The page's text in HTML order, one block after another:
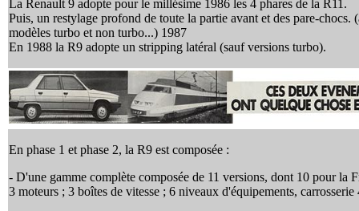
La Renault 9 adopte pour le millésime 1986 les 4 phares de la R11.
Puis, un restylage profond de toute la partie avant et des pare-chocs.
modèles turbo et non turbo...) 1987
En 1988 la R9 adopte un stripping latéral (sauf versions turbo).
En phase 1 et phase 2, la R9 est composée :
- D'une gamme complète composée de 11 versions, dont 10 pour la
3 moteurs ; 3 boîtes de vitesse ; 6 niveaux d'équipements, carrosserie